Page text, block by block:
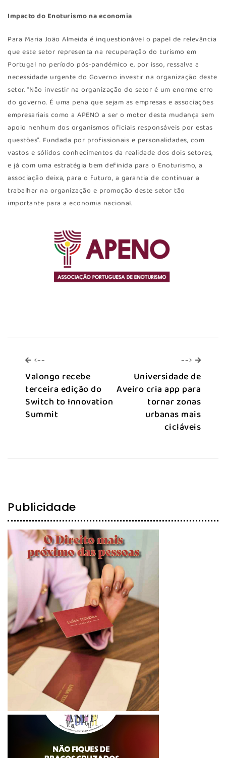
Impacto do Enoturismo na economia
Para Maria João Almeida é inquestionável o papel de relevância
que este setor representa na recuperação do turismo em
Portugal no período pós-pandémico e, por isso, ressalva a
necessidade urgente do Governo investir na organização deste
setor. “Não investir na organização do setor é um enorme erro
do governo. É uma pena que sejam as empresas e associações
empresariais como a APENO a ser o motor desta mudança sem
apoio nenhum dos organismos oficiais responsáveis por estas
questões”. Fundada por profissionais e personalidades, com
vastos e sólidos conhecimentos da realidade dos dois setores,
e já com uma estratégia bem definida para o Enoturismo, a
associação deixa, para o futuro, a garantia de continuar a
trabalhar na organização e promoção deste setor tão
importante para a economia nacional.
<--
Valongo recebe
terceira edição do
Switch to Innovation
Summit
--> -->
Universidade de
Aveiro cria app para
tornar zonas
urbanas mais
cicláveis
Publicidade